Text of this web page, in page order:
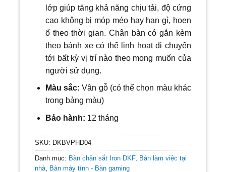
lớp giúp tăng khả năng chịu tải, độ cứng
cao không bị móp méo hay han gỉ, hoen
ố theo thời gian. Chân bàn có gắn kèm
theo bánh xe có thể linh hoạt di chuyển
tới bất kỳ vị trí nào theo mong muốn của
người sử dụng.
Màu sắc:Vân gỗ (có thể chọn màu khác
trong bảng màu)
Bảo hành: 12 tháng
SKU: DKBVPHD04
Danh mục: Bàn chân sắt Iron DKF, Bàn làm việc tại
nhà Bàn máy tính - Bàn gaming